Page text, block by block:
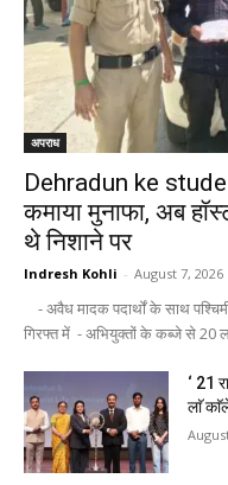
अपराध
Dehradun ke
कमाया मुनाफा, अब
थे निशाने पर
Indresh Kohli - August 7, 2026
- अवैध मादक पदार्थों के साथ
गिरफ्त में - अभियुक्तों के कब्जे से 20
‘ 21
लाॅ